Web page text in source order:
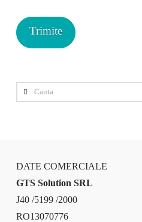
Cauta
DATE COMERCIALE
GTS Solution SRL
J40 /5199 /2000
RO13070776